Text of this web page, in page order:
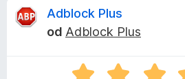
o
R
Adblock Plus
od Adblock Plus
H